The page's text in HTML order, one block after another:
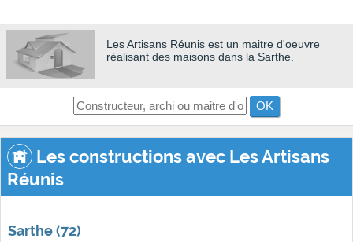
Les Artisans Réunis est un maitre d'oeuvre
réalisant des maisons dans la Sarthe.
OK
Les constructions avec Les Artisans
Réunis
Sarthe (72)